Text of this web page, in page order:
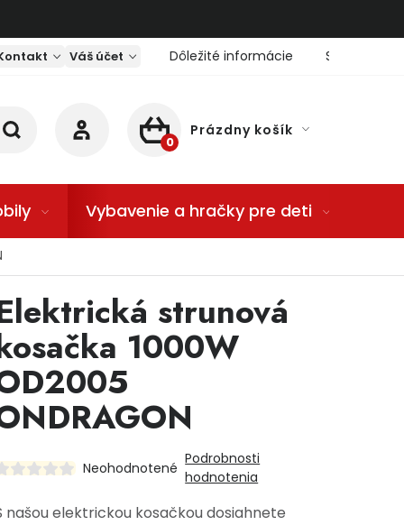
Váš účet Dôležité informácie Servis
NÁKUPNÝ KOŠÍK
Prázdny košík
Vybavenie a hračky pre deti
strunová
1000W
Neohodnotené
Podrobnosti
hodnotenia
našou elektrickou kosačkou dosiahnete